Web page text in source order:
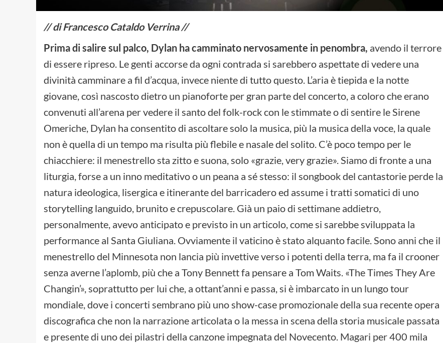
// di Francesco Cataldo Verrina //
Prima di salire sul palco, Dylan ha camminato nervosamente in penombra, avendo il terrore
di essere ripreso. Le genti accorse da ogni contrada si sarebbero aspettate di vedere una
divinità camminare a fil d’acqua, invece niente di tutto questo. L’aria è tiepida e la notte
giovane, così nascosto dietro un pianoforte per gran parte del concerto, a coloro che erano
convenuti all’arena per vedere il santo del folk-rock con le stimmate o di sentire le Sirene
Omeriche, Dylan ha consentito di ascoltare solo la musica, più la musica della voce, la quale
non è quella di un tempo ma risulta più flebile e nasale del solito. C’è poco tempo per le
chiacchiere: il menestrello sta zitto e suona, solo «grazie, very grazie». Siamo di fronte a una
liturgia, forse a un inno meditativo o un peana a sé stesso: il songbook del cantastorie perde la
natura ideologica, lisergica e itinerante del barricadero ed assume i tratti somatici di uno
storytelling languido, brunito e crepuscolare. Già un paio di settimane addietro,
personalmente, avevo anticipato e previsto in un articolo, come si sarebbe sviluppata la
performance al Santa Giuliana. Ovviamente il vaticino è stato alquanto facile. Sono anni che il
menestrello del Minnesota non lancia più invettive verso i potenti della terra, ma fa il crooner
senza averne l’aplomb, più che a Tony Bennett fa pensare a Tom Waits. «The Times They Are
Changin’», soprattutto per lui che, a ottant’anni e passa, si è imbarcato in un lungo tour
mondiale, dove i concerti sembrano più uno show-case promozionale della sua recente opera
discografica che non la narrazione articolata o la messa in scena della storia musicale passata
e presente di uno dei pilastri della canzone impegnata del Novecento. Magari per 400 mila